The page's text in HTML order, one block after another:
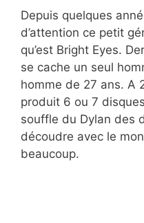
Depuis quelques
d’attention ce petit
qu’est Bright Eyes.
se cache un seul
homme de 27 ans. A
produit 6 ou 7
souffle du Dylan des
découdre avec le
beaucoup.